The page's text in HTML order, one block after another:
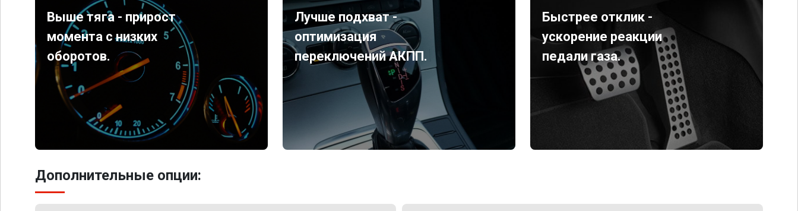
Выше тяга - прирост
момента с низких
оборотов.
Лучше подхват -
оптимизация
переключений АКПП.
Быстрее отклик -
ускорение реакции
педали газа.
Дополнительные опции: